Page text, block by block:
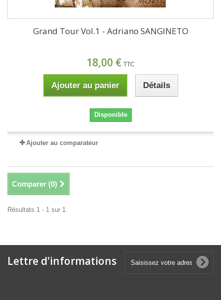
Grand Tour Vol.1 - Adriano SANGINETO
18,00 € TTC
Ajouter au panier Détails
Disponible
Ajouter au comparateur
Comparer (0)
Résultats 1 - 1 sur 1.
Lettre d'informations